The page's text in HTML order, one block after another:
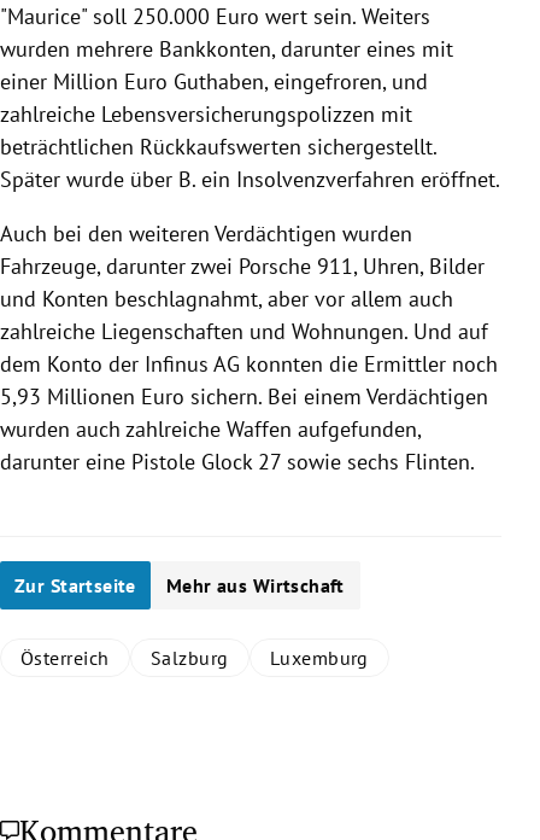
"Maurice" soll 250.000 Euro wert sein. Weiters
wurden mehrere Bankkonten, darunter eines mit
einer Million Euro Guthaben, eingefroren, und
zahlreiche Lebensversicherungspolizzen mit
beträchtlichen Rückkaufswerten sichergestellt.
Später wurde über B. ein Insolvenzverfahren eröffnet.
Auch bei den weiteren Verdächtigen wurden
Fahrzeuge, darunter zwei Porsche 911, Uhren, Bilder
und Konten beschlagnahmt, aber vor allem auch
zahlreiche Liegenschaften und Wohnungen. Und auf
dem Konto der Infinus AG konnten die Ermittler noch
5,93 Millionen Euro sichern. Bei einem Verdächtigen
wurden auch zahlreiche Waffen aufgefunden,
darunter eine Pistole Glock 27 sowie sechs Flinten.
Zur Startseite Mehr aus Wirtschaft
Österreich Salzburg Luxemburg